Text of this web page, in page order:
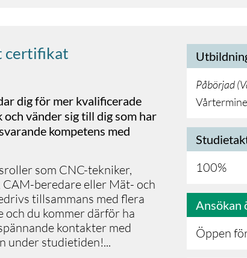
certifikat
dig för mer kvalificerade
vänder sig till dig som har
kompetens med
som CNC-tekniker,
beredare eller Mät- och
tillsammans med flera
och du kommer därför ha
kontakter med
under studietiden!...
Påbörjad (
100%
Ansökan
Öppen